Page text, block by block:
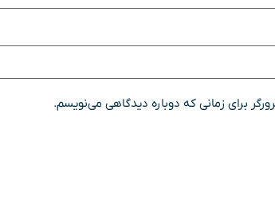
برای زمانی که دوباره دیدگاهی می‌نویسم.